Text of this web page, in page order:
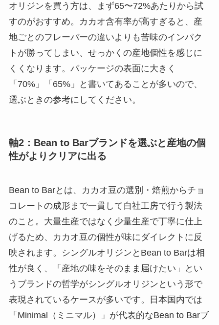
オリジンを買う方は、まず65〜72%あたりから試
すのがおすすめ。カカオ含有率が高すぎると、産
地ごとのフレーバーの違いよりも苦味のインパク
トが勝ってしまい、せっかくの産地個性を感じに
くくなります。パッケージの表面に大きく
「70%」「65%」と書いてあることが多いので、
選ぶときの参考にしてください。
軸2：Bean to Barブランドを選ぶと産地の個
性がよりクリアに出る
Bean to Barとは、カカオ豆の選別・焙煎からチョ
コレートの成形まで一貫して自社工房で行う製法
のこと。大量生産ではなく少量生産で丁寧に仕上
げるため、カカオ豆の個性が味にダイレクトに反
映されます。シングルオリジンとBean to Barは相
性が良く、「産地の味をそのまま届けたい」とい
うブランドの哲学がシングルオリジンという形で
表現されているケースが多いです。日本国内では
「Minimal（ミニマル）」が代表的なBean to Barブ